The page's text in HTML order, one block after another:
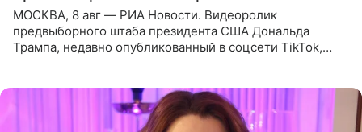
МОСКВА, 8 авг — РИА Новости. Видеоролик
предвыборного штаба президента США Дональда
Трампа, недавно опубликованный в соцсети TikTok,